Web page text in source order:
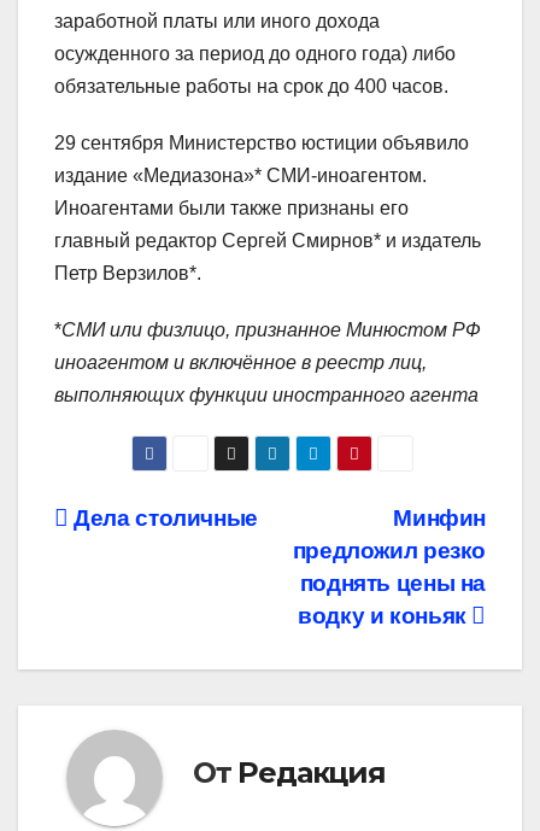
заработной платы или иного дохода
осужденного за период до одного года) либо
обязательные работы на срок до 400 часов.
29 сентября Министерство юстиции объявило
издание «Медиазона»* СМИ-иноагентом.
Иноагентами были также признаны его
главный редактор Сергей Смирнов* и издатель
Петр Верзилов*.
*СМИ или физлицо, признанное Минюстом РФ
иноагентом и включённое в реестр лиц,
выполняющих функции иностранного агента
Навигация
Минфин
предложил резко
поднять цены на
водку и коньяк
Дела столичные
От Редакция